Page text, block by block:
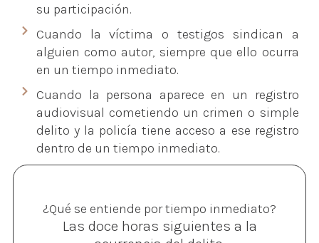
su participación.
Cuando la víctima o testigos sindican a
alguien como autor, siempre que ello ocurra
en un tiempo inmediato.
Cuando la persona aparece en un registro
audiovisual cometiendo un crimen o simple
delito y la policía tiene acceso a ese registro
dentro de un tiempo inmediato.
¿Qué se entiende por tiempo inmediato?
Las doce horas siguientes a la